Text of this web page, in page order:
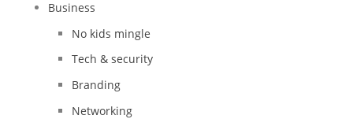
Business
No kids mingle
Tech & security
Branding
Networking